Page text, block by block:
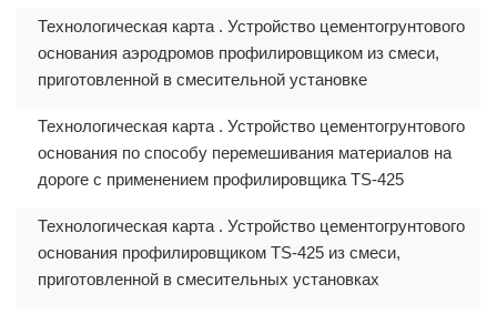
Технологическая карта . Устройство цементогрунтового
основания аэродромов профилировщиком из смеси,
приготовленной в смесительной установке
Технологическая карта . Устройство цементогрунтового
основания по способу перемешивания материалов на
дороге с применением профилировщика TS-425
Технологическая карта . Устройство цементогрунтового
основания профилировщиком TS-425 из смеси,
приготовленной в смесительных установках